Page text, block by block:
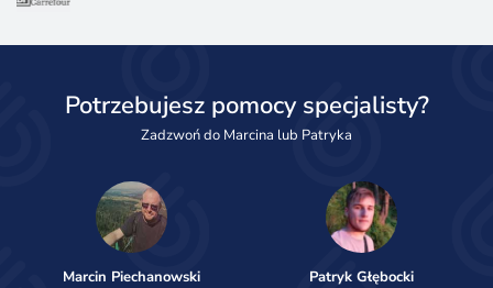
Potrzebujesz pomocy specjalisty?
Zadzwoń do Marcina lub Patryka
Marcin Piechanowski Patryk Głębocki